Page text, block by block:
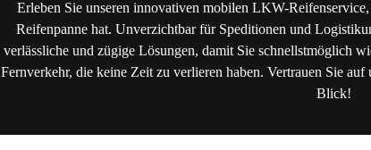
Erleben Sie unseren innovativen mobilen LKW-
Reifenpanne hat. Unverzichtbar für Speditionen und
verlässliche und zügige Lösungen, damit Sie schnellstmöglich
Fernverkehr, die keine Zeit zu verlieren haben. Vertrauen Sie
Blick!